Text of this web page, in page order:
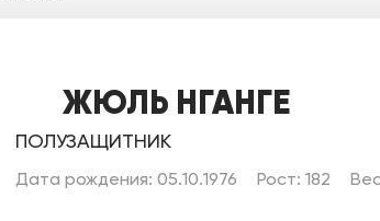
ЖЮЛЬ НГАНГЕ
ПОЛУЗАЩИТНИК
Дата рождения: 05.10.1976 Рост: 182